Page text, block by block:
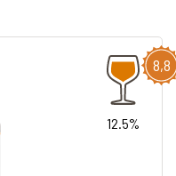
8,8
12.5%